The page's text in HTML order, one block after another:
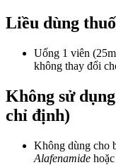
Liều dùng
Uống 1 viên
không thay đổi
Không sử
chỉ định)
Không dùng cho
Alafenamide